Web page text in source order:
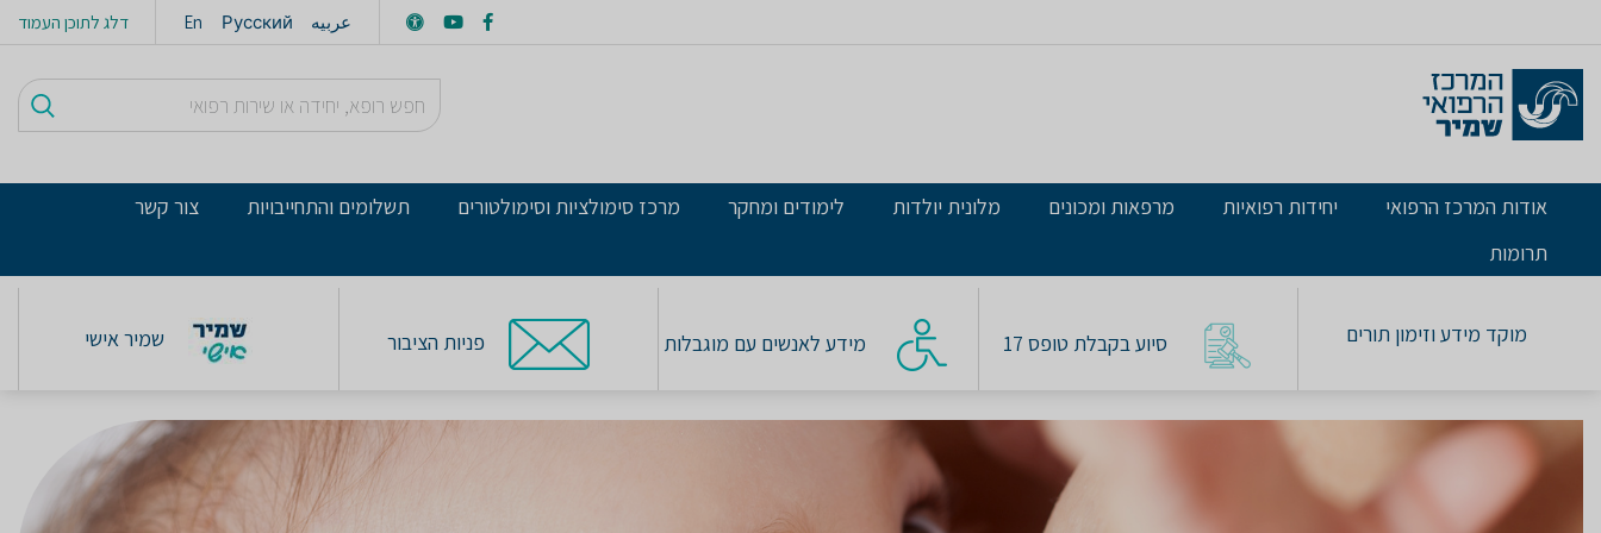
דלג לתוכן העמוד En Русский عربيه
אודות המרכז הרפואי יחידות רפואיות מרפאות ומכונים מלונית יולדות לימודים ומחקר מרכז סימולציות וסימולטורים תשלומים והתחייבויות
צור קשר
תרומות
מוקד מידע וזימון תורים סיוע בקבלת טופס 17 מידע לאנשים עם מוגבלות פניות הציבור שמיר אישי